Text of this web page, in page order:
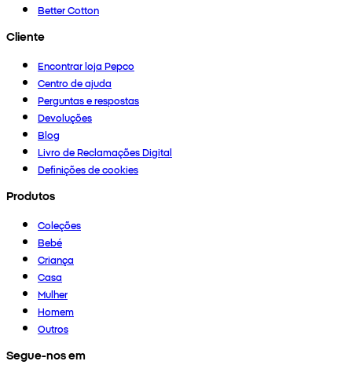
Better Cotton
Cliente
Encontrar loja Pepco
Centro de ajuda
Perguntas e respostas
Devoluções
Blog
Livro de Reclamações Digital
Definições de cookies
Produtos
Coleções
Bebé
Criança
Casa
Mulher
Homem
Outros
Segue-nos em